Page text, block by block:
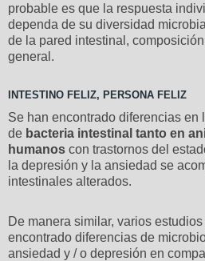
probable es que la respuesta
dependa de su diversidad
de la pared intestinal,
general.
INTESTINO FELIZ, PERSONA FELIZ
Se han encontrado diferencias en
de bacteria intestinal tanto en
humanos con trastornos del
la depresión y la ansiedad se
intestinales alterados.
De manera similar, varios
encontrado diferencias de
ansiedad y / o depresión en